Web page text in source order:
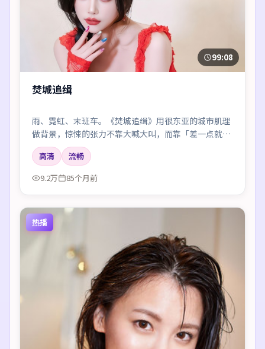
99:08
焚城追缉
雨、霓虹、末班车。《焚城追缉》用很东亚的城市肌理
做背景，惊悚的张力不靠大喊大叫，而靠「差一点就说
出口」的沉默。
高清
流畅
9.2万
85个月前
热播